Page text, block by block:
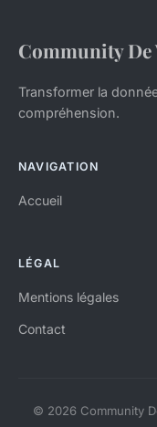
Community De
Transformer la
compréhension.
NAVIGATION
Accueil
LÉGAL
Mentions légales
Contact
© 2026 Community